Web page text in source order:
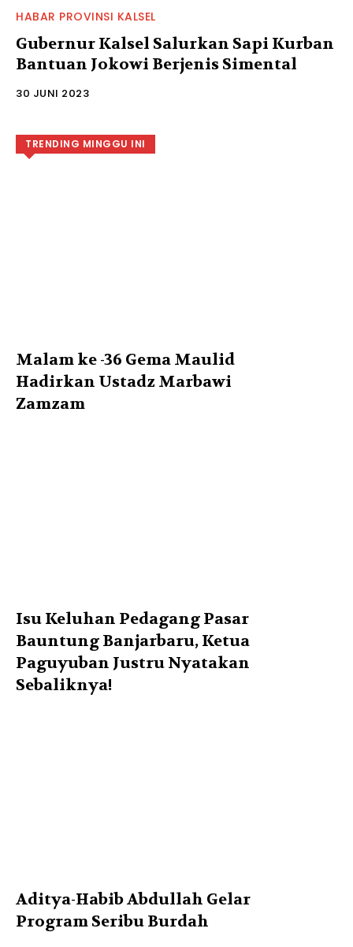
HABAR PROVINSI KALSEL
Gubernur Kalsel Salurkan Sapi Kurban
Bantuan Jokowi Berjenis Simental
30 JUNI 2023
TRENDING MINGGU INI
Malam ke -36 Gema Maulid
Hadirkan Ustadz Marbawi
Zamzam
Isu Keluhan Pedagang Pasar
Bauntung Banjarbaru, Ketua
Paguyuban Justru Nyatakan
Sebaliknya!
Aditya-Habib Abdullah Gelar
Program Seribu Burdah